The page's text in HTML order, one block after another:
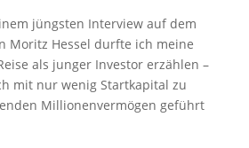
jüngsten Interview auf dem
Moritz Hessel durfte ich meine
als junger Investor erzählen –
mit nur wenig Startkapital zu
Millionenvermögen geführt